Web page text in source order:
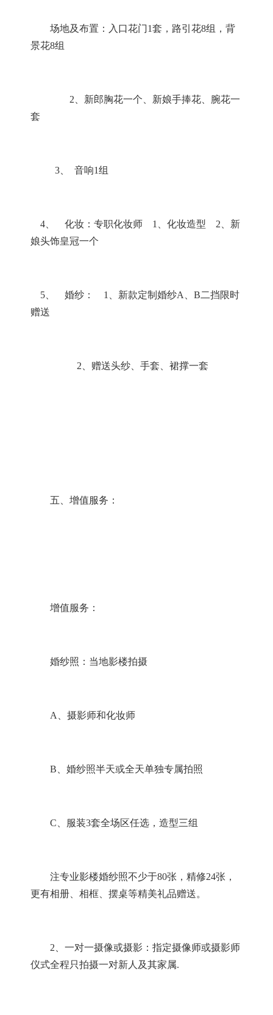
场地及布置：入口花门1套，路引花8组，背
景花8组
2 、新郎胸花一个、新娘手捧花、腕花一
套
3 、 音响1组
4 、 化妆：专职化妆师 1 、化妆造型 2 、新
娘头饰皇冠一个
5 、 婚纱： 1 、新款定制婚纱A B二挡限时
赠送
2 、赠送头纱、手套、裙撑一套
五、增值服务：
增值服务：
婚纱照：当地影楼拍摄
A 、摄影师和化妆师
B 、婚纱照半天或全天单独专属拍照
C 、服装3套全场区任选，造型三组
注专业影楼婚纱照不少于80张，精修24张，
更有相册、相框、摆桌等精美礼品赠送。
2 、一对一摄像或摄影：指定摄像师或摄影师
仪式全程只拍摄一对新人及其家属.